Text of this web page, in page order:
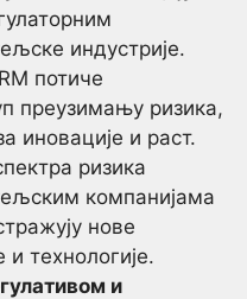
индустрије.
потиче
преузимању ризика,
иновације и раст.
ризика
компанијама
нове
технологије.
и